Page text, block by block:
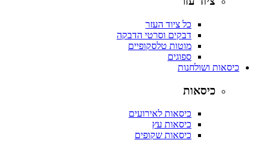
כל ציוד העזר
דבקים וסרטי הדבקה
מוטות טלסקופיים
ספוגים
כיסאות ושולחנות
כיסאות
כיסאות לאירועים
כיסאות עץ
כיסאות שקופים